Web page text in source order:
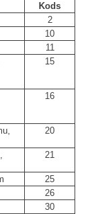
Kods
2
10
11
15
16
20
21
25
26
30